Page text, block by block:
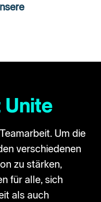
Unite
Um die
verschiedenen
zu stärken,
für alle, sich
als auch